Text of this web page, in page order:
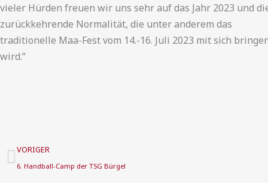
vieler Hürden freuen wir uns sehr auf das Jahr 2023 und
zurückkehrende Normalität, die unter anderem das
traditionelle Maa-Fest vom 14.-16. Juli 2023 mit sich
wird.”
Zurück
VORIGER
6. Handball-Camp der TSG Bürgel